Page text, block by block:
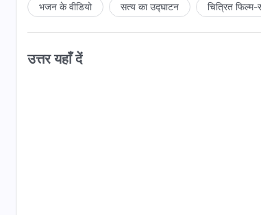
भजन के वीडियो सत्य का उद्घाटन चित्रित फिल्म-
उत्तर यहाँ दें